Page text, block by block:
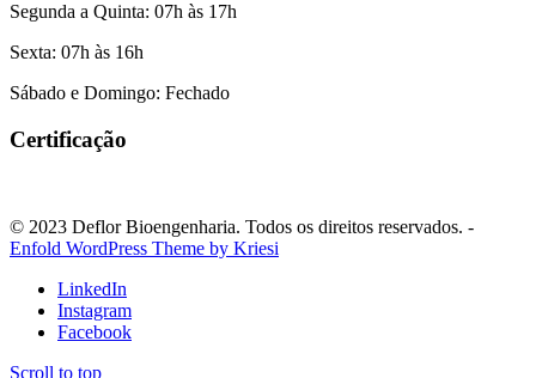
Segunda a Quinta: 07h às 17h
Sexta: 07h às 16h
Sábado e Domingo: Fechado
Certificação
© 2023 Deflor Bioengenharia. Todos os direitos reservados. -
Enfold WordPress Theme by Kriesi
LinkedIn
Instagram
Facebook
Scroll to top